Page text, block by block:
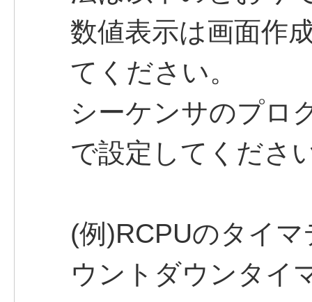
数値表示は画面作
てください。
シーケンサのプロ
で設定してくださ
(例)RCPUのタイ
ウントダウンタイ